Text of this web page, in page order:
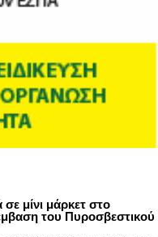
μίνι μάρκετ στο
του Πυροσβεστικού